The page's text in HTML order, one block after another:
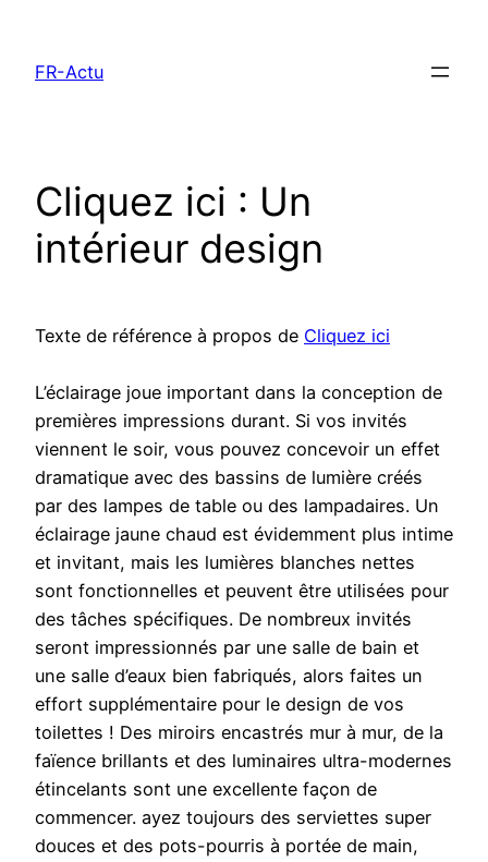
contenu
FR-Actu
Cliquez ici : Un
intérieur design
Texte de référence à propos de Cliquez ici
L’éclairage joue important dans la conception de
premières impressions durant. Si vos invités
viennent le soir, vous pouvez concevoir un effet
dramatique avec des bassins de lumière créés
par des lampes de table ou des lampadaires. Un
éclairage jaune chaud est évidemment plus intime
et invitant, mais les lumières blanches nettes
sont fonctionnelles et peuvent être utilisées pour
des tâches spécifiques. De nombreux invités
seront impressionnés par une salle de bain et
une salle d’eaux bien fabriqués, alors faites un
effort supplémentaire pour le design de vos
toilettes ! Des miroirs encastrés mur à mur, de la
faïence brillants et des luminaires ultra-modernes
étincelants sont une excellente façon de
commencer. ayez toujours des serviettes super
douces et des pots-pourris à portée de main,